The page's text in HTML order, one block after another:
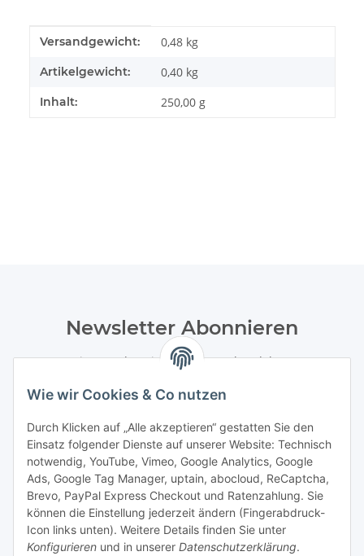
Wie wir Cookies & Co nutzen
Durch Klicken auf „Alle akzeptieren“ gestatten Sie den
Einsatz folgender Dienste auf unserer Website: Technisch
notwendig, YouTube, Vimeo, Google Analytics, Google
Ads, Google Tag Manager, uptain, abocloud, ReCaptcha,
Brevo, PayPal Express Checkout und Ratenzahlung. Sie
können die Einstellung jederzeit ändern (Fingerabdruck-
Icon links unten). Weitere Details finden Sie unter
Konfigurieren und in unserer Datenschutzerklärung.
Produkteigenschaft
Wert
Versandgewicht: 0,48 kg
Artikelgewicht: 0,40 kg
Inhalt: 250,00 g
Newsletter Abonnieren
Bitte senden Sie mir entsprechend Ihrer
Informationen zu Ihrem Produktsortiment per E-Mail zu.
Abonnieren
Newsletter Abonnieren
Gesetzliche Informationen
Informationen